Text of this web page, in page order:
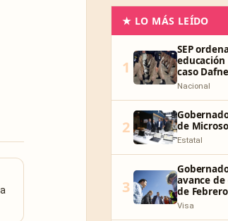
★ LO MÁS LEÍDO
1
SEP
caso Dafne
Nacional
2
de
Estatal
3
avance de
de Febrero
Visa